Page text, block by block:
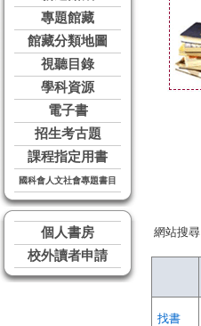
專題館藏
館藏分類地圖
視聽目錄
學科資源
電子書
招生考古題
課程指定用書
國科會人文社會專題書目
個人書房
校外讀者申請
網站搜尋
找書